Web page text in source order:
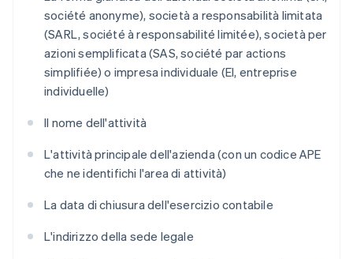
société anonyme), società a responsabilità limitata
(SARL, société à responsabilité limitée), società per
azioni semplificata (SAS, société par actions
simplifiée) o impresa individuale (EI, entreprise
individuelle)
Il nome dell'attività
L'attività principale dell'azienda (con un codice APE
che ne identifichi l'area di attività)
La data di chiusura dell'esercizio contabile
L'indirizzo della sede legale